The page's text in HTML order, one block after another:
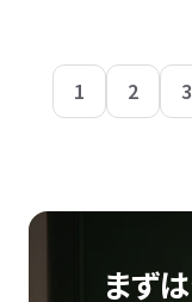
1 2 3
まず